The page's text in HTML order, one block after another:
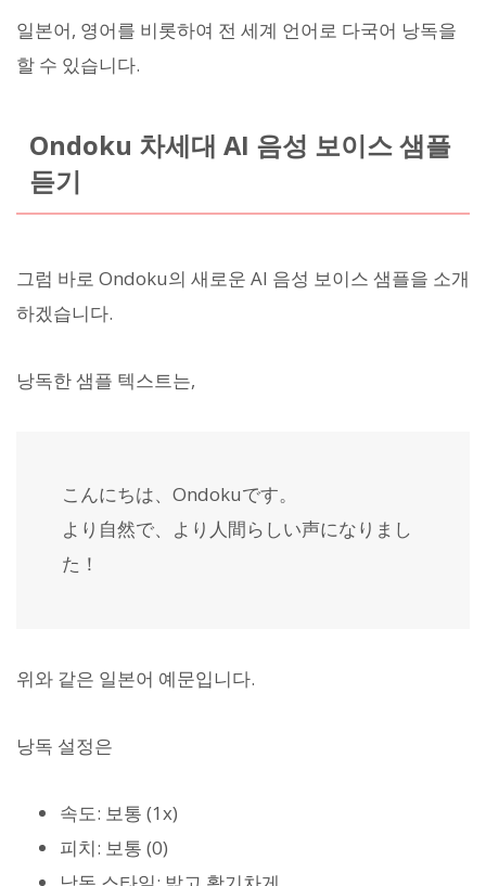
일본어, 영어를 비롯하여 전 세계 언어로 다국어 낭독을
할 수 있습니다.
Ondoku 차세대 AI 음성 보이스 샘플
듣기
그럼 바로 Ondoku의 새로운 AI 음성 보이스 샘플을 소개
하겠습니다.
낭독한 샘플 텍스트는,
こんにちは、Ondokuです。
より自然で、より人間らしい声になりまし
た！
위와 같은 일본어 예문입니다.
낭독 설정은
속도: 보통 (1x)
피치: 보통 (0)